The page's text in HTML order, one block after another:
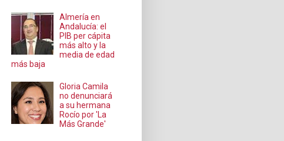
Almería en
Andalucía: el
PIB per cápita
más alto y la
media de edad
más baja
Gloria Camila
no denunciará
a su hermana
Rocío por 'La
Más Grande'